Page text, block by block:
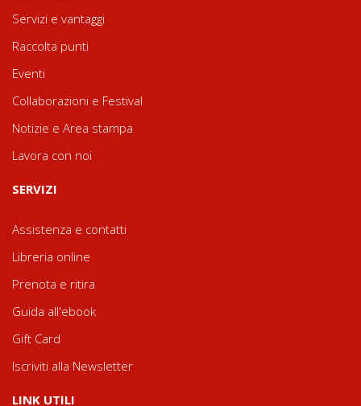
Servizi e vantaggi
Raccolta punti
Eventi
Collaborazioni e Festival
Notizie e Area stampa
Lavora con noi
SERVIZI
Assistenza e contatti
Libreria online
Prenota e ritira
Guida all'ebook
Gift Card
Iscriviti alla Newsletter
LINK UTILI